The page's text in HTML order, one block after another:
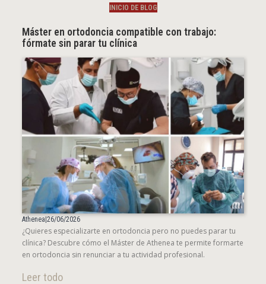
INICIO DE BLOG
Máster en ortodoncia compatible con trabajo:
fórmate sin parar tu clínica
Athenea|26/06/2026
¿Quieres especializarte en ortodoncia pero no puedes parar tu
clínica? Descubre cómo el Máster de Athenea te permite formarte
en ortodoncia sin renunciar a tu actividad profesional.
Leer todo